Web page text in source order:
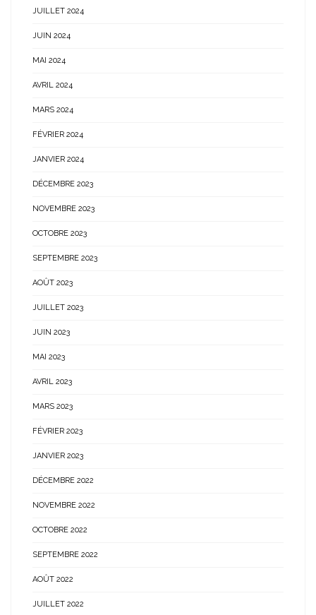
JUILLET 2024
JUIN 2024
MAI 2024
AVRIL 2024
MARS 2024
FÉVRIER 2024
JANVIER 2024
DÉCEMBRE 2023
NOVEMBRE 2023
OCTOBRE 2023
SEPTEMBRE 2023
AOÛT 2023
JUILLET 2023
JUIN 2023
MAI 2023
AVRIL 2023
MARS 2023
FÉVRIER 2023
JANVIER 2023
DÉCEMBRE 2022
NOVEMBRE 2022
OCTOBRE 2022
SEPTEMBRE 2022
AOÛT 2022
JUILLET 2022